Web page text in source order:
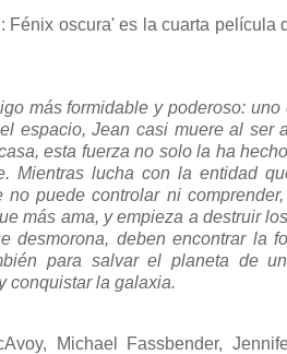
Fénix oscura' es la cuarta película
más formidable y poderoso: uno
espacio, Jean casi muere al ser
esta fuerza no solo la ha
Mientras lucha con la entidad
no puede controlar ni
más ama, y empieza a destruir
desmorona, deben encontrar la
para salvar el planeta de
conquistar la galaxia.
Michael Fassbender,